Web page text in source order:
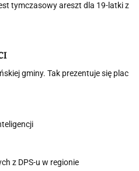
tymczasowy areszt dla 19-latki z
gminy. Tak prezentuje się plac
z DPS-u w regionie